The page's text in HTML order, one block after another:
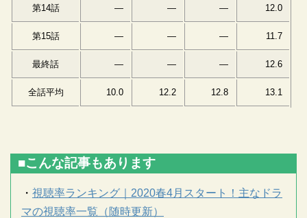
第14話 ― ― ― 12.0
第15話 ― ― ― 11.7
最終話 ― ― ― 12.6
全話平均 10.0 12.2 12.8 13.1
■こんな記事もあります
・ 視聴率ランキング｜2020春4月スタート！主なドラ
マの視聴率一覧（随時更新）